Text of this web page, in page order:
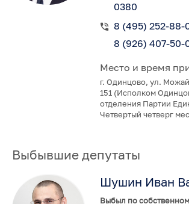
0380
8 (495) 252-88-
8 (926) 407-50-
Место и время
г. Одинцово, ул.
151 (Исполком
отделения Партии
Четвертый четверг
Выбывшие депутаты
Шушин Иван
Выбыл по